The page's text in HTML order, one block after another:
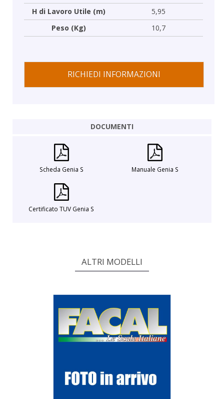
H di Lavoro Utile (m)
5,95
Peso (Kg)
10,7
RICHIEDI INFORMAZIONI
DOCUMENTI
Scheda Genia S Manuale Genia S
Certificato TUV Genia S
ALTRI MODELLI